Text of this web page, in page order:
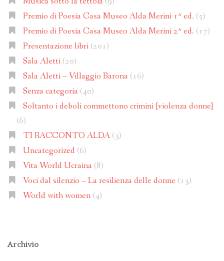
Premio di Poesia Casa Museo Alda Merini 1^ ed. (5)
Premio di Poesia Casa Museo Alda Merini 2^ ed. (17)
Presentazione libri(201)
Sala Aletti(20)
Sala Aletti – Villaggio Barona (16)
Senza categoria (40)
Soltanto i deboli commettono crimini [violenza donne]
(6)
TI RACCONTO ALDA(3)
Uncategorized (6)
Vita World Ucraina (8)
Voci dal silenzio – La resilienza delle donne (13)
World with women(4)
Archivio